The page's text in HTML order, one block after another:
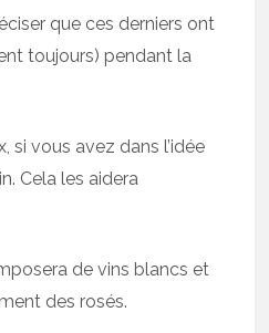
que ces derniers ont
toujours) pendant la
si vous avez dans l’idée
Cela les aidera
de vins blancs et
des rosés.